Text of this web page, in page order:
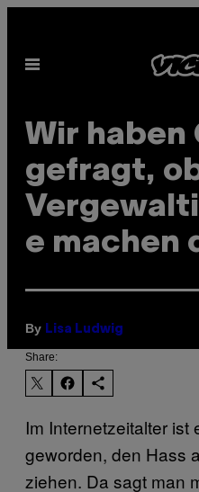
content
Open
Wir haben
gefragt,
e machen
By Lisa Ludwig
Share:
Im Internetzeitalter ist
geworden, den Hass
ziehen. Da sagt man